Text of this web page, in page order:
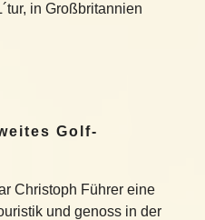
in Großbritannien
Golf-
Christoph Führer eine
und genoss in der